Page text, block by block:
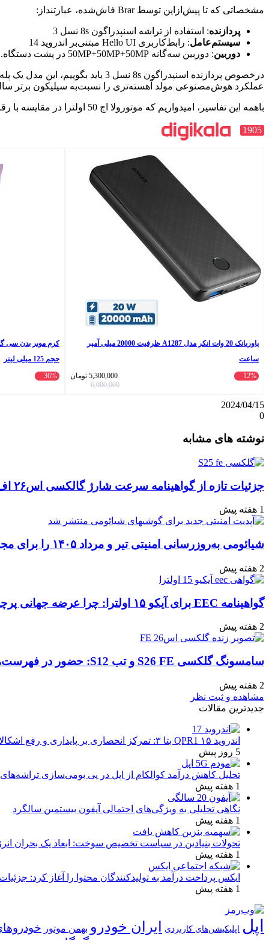
مشخصاتی که تا پیش‌ازاین توسط Brar فاش‌شده، عبارتنداز:
پردازنده: استفاده از تراشه اسنپدراگون 8s نسل 3
سیستم‌عامل: رابط‌کاربری Hello UI مبتنی‌بر اندروید 14
دوربین: دوربین سه‌گانه 50MP+50MP+50MP در پشت دستگاه.
عملکرد هوش‌مصنوعی مولد آهسته‌تری را نسبت‌به سیلیکون برتر سال 2024 ارائه می‌دهد. بااین‌حال، این پردازنده می‌تواند عملکرد بسیار مشابه‌به مدل رده‌بالاتر ارائه
باهمه این تفاسیر، امیدواریم که موتورولا اج 50 اولترا در مقایسه با رقبای احتمالی خود مانند سری گلکسی S24 و گوگل پیکسل 8، قیمت رقابتی‌تری داشته باشد.
1905
پاوربانک 20 وات انکر مدل A1287 ظرفیت 20000 میلی آمپر
ساعت
12%
5,300,000 تومان
6,000,000
حجم 125 میلی لیتر
36%
2024/04/15
0
آپ
گذاری
ایمیل
نوشته های مشابه
جزئیات تازه از گواهینامه سرعت شارژ گالکسی اس۲۶ اف‌ای: تحلیل‌ها و انتظارات
1 هفته پیش
شیائومی به‌روزرسانی امنیتی تیر و مرداد ۱۴۰۵ را برای مجموعه‌ای از دستگاه‌ها منتشر کرد: تعهد به امنیت سایبری
2 هفته پیش
گواهینامه EEC برای آیکو ۱۵ اولترا: چرا عرضه جهانی پرچمدار جدید قطعی به نظر می‌رسد؟
2 هفته پیش
سامسونگ گلکسی S26 FE و تب S12: حضور در فهرست‌های آنلاین گوگل و پیش‌بینی عرضه در پاییز ۱۴۰۵
2 هفته پیش
مشاهده و ثبت نظر
جدیدترین مقالات
اندروید ۱۵ QPR1 بتا ۳: تمرکز انحصاری بر پایداری و رفع اشکالات
5 روز پیش
تحلیل کاهش درآمد کوالکام از اپل در پی بومی‌سازی
1 هفته پیش
نگاهی تحلیلی به ویژگی‌های احتمالی آیفون بیستمین سالگرد
1 هفته پیش
تحولات بنیادین در سیاست تخصیص سوخت: ابعاد یک بحران
1 هفته پیش
ایکس پرداخت درآمد به تولیدکنندگان محتوا را آغاز کرد:
1 هفته پیش
اپل اپلیکیشن‌های کاربردی ایران خودرو بهمن موتور